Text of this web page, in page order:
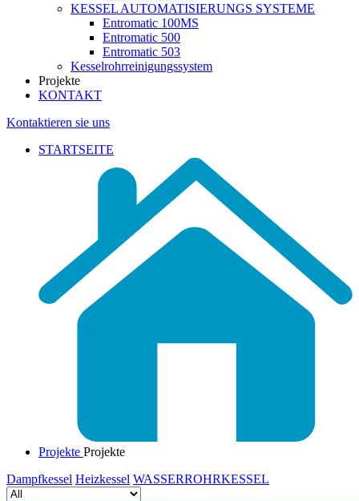
KESSEL AUTOMATISIERUNGS SYSTEME
Entromatic 100MS
Entromatic 500
Entromatic 503
Kesselrohrreinigungssystem
Projekte
KONTAKT
Kontaktieren sie uns
STARTSEITE
Projekte Projekte
Dampfkessel Heizkessel WASSERROHRKESSEL